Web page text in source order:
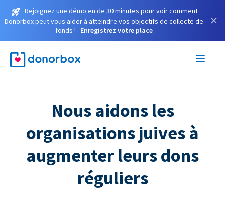
Rejoignez une démo en de 30 minutes pour voir comment
Donorbox peut vous aider à atteindre vos objectifs de collecte de
fonds !
Enregistrez votre place
×
Nous aidons les
organisations juives à
augmenter leurs dons
réguliers